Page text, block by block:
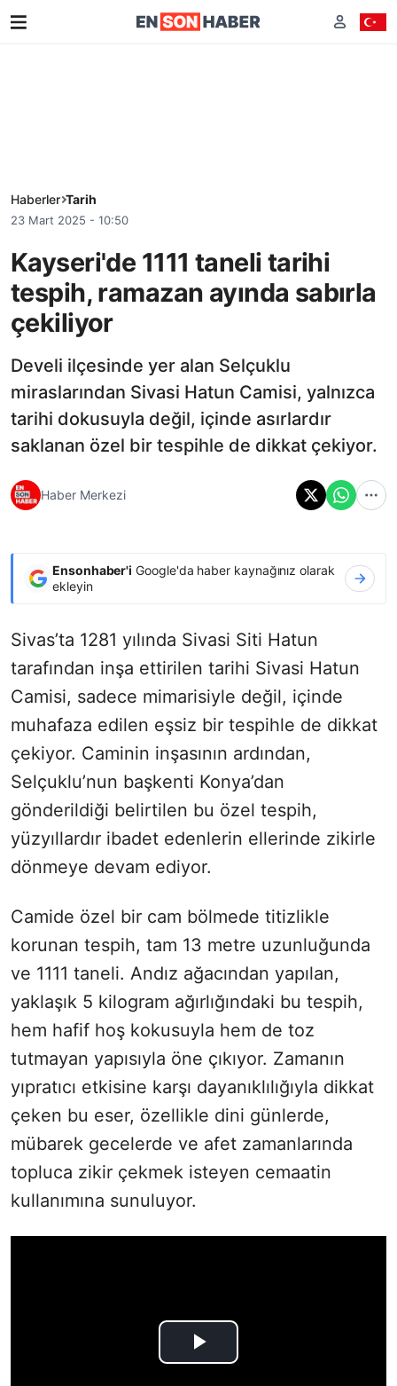
Haberler Tarih
23 Mart 2025 - 10:50
Kayseri'de 1111 taneli tarihi
tespih, ramazan ayında sabırla
çekiliyor
Develi ilçesinde yer alan Selçuklu
miraslarından Sivasi Hatun Camisi, yalnızca
tarihi dokusuyla değil, içinde asırlardır
saklanan özel bir tespihle de dikkat çekiyor.
Haber Merkezi
Ensonhaber'i Google'da haber kaynağınız olarak
ekleyin
Sivas’ta 1281 yılında Sivasi Siti Hatun
tarafından inşa ettirilen tarihi Sivasi Hatun
Camisi, sadece mimarisiyle değil, içinde
muhafaza edilen eşsiz bir tespihle de dikkat
çekiyor. Caminin inşasının ardından,
Selçuklu’nun başkenti Konya’dan
gönderildiği belirtilen bu özel tespih,
yüzyıllardır ibadet edenlerin ellerinde zikirle
dönmeye devam ediyor.
Camide özel bir cam bölmede titizlikle
korunan tespih, tam 13 metre uzunluğunda
ve 1111 taneli. Andız ağacından yapılan,
yaklaşık 5 kilogram ağırlığındaki bu tespih,
hem hafif hoş kokusuyla hem de toz
tutmayan yapısıyla öne çıkıyor. Zamanın
yıpratıcı etkisine karşı dayanıklılığıyla dikkat
çeken bu eser, özellikle dini günlerde,
mübarek gecelerde ve afet zamanlarında
topluca zikir çekmek isteyen cemaatin
kullanımına sunuluyor.